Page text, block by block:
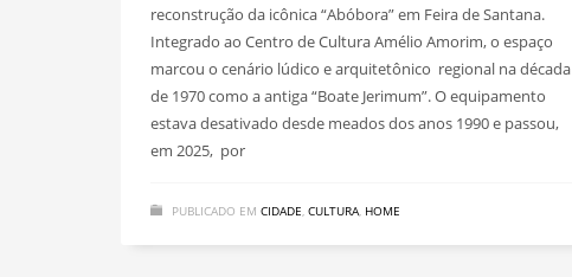
reconstrução da icônica “Abóbora” em Feira de Santana.
Integrado ao Centro de Cultura Amélio Amorim, o espaço
marcou o cenário lúdico e arquitetônico regional na década
de 1970 como a antiga “Boate Jerimum”. O equipamento
estava desativado desde meados dos anos 1990 e passou,
em 2025, por
PUBLICADO EM CIDADE, CULTURA, HOME